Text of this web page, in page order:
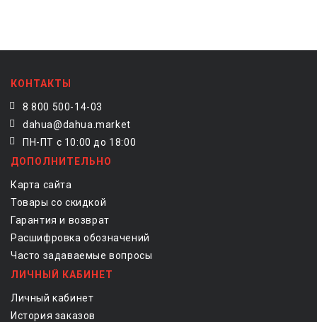
КОНТАКТЫ
8 800 500-14-03
dahua@dahua.market
ПН-ПТ с 10:00 до 18:00
ДОПОЛНИТЕЛЬНО
Карта сайта
Товары со скидкой
Гарантия и возврат
Расшифровка обозначений
Часто задаваемые вопросы
ЛИЧНЫЙ КАБИНЕТ
Личный кабинет
История заказов